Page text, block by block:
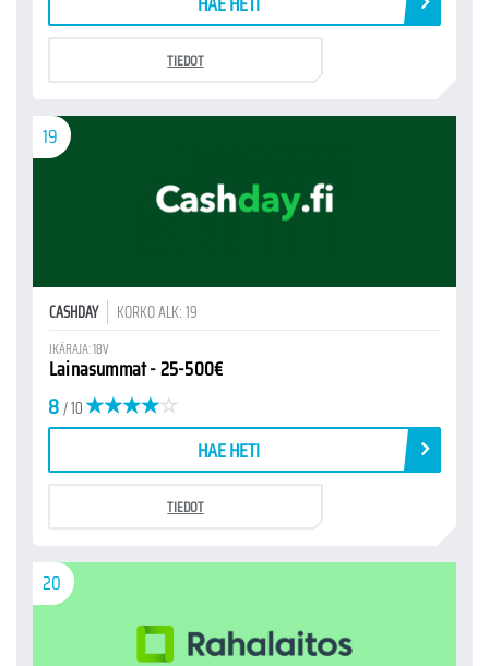
TIEDOT
19
CASHDAY KORKO ALK: 19
IKÄRAJA: 18V
Lainasummat - 25-500€
8/ 10
HAE HETI
TIEDOT
20